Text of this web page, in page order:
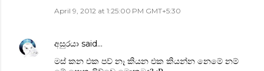
April 9, 2012 at 1:25:00 PM GMT+5:30
අසුරයා said…
මස් කන එක පව් නෑ කියන එක කියන්න නෙමේ නම්